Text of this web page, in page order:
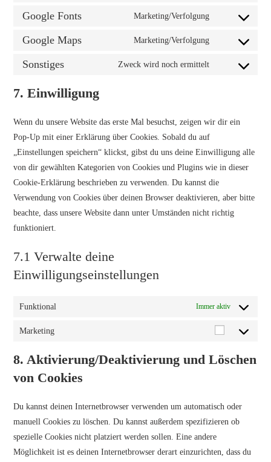
Google Fonts Marketing/Verfolgung
Google Maps Marketing/Verfolgung
Sonstiges Zweck wird noch ermittelt
7. Einwilligung
Wenn du unsere Website das erste Mal besuchst, zeigen wir dir ein
Pop-Up mit einer Erklärung über Cookies. Sobald du auf
„Einstellungen speichern“ klickst, gibst du uns deine Einwilligung alle
von dir gewählten Kategorien von Cookies und Plugins wie in dieser
Cookie-Erklärung beschrieben zu verwenden. Du kannst die
Verwendung von Cookies über deinen Browser deaktivieren, aber bitte
beachte, dass unsere Website dann unter Umständen nicht richtig
funktioniert.
7.1 Verwalte deine
Einwilligungseinstellungen
Funktional Immer aktiv
Marketing
8. Aktivierung/Deaktivierung und Löschen
von Cookies
Du kannst deinen Internetbrowser verwenden um automatisch oder
manuell Cookies zu löschen. Du kannst außerdem spezifizieren ob
spezielle Cookies nicht platziert werden sollen. Eine andere
Möglichkeit ist es deinen Internetbrowser derart einzurichten, dass du